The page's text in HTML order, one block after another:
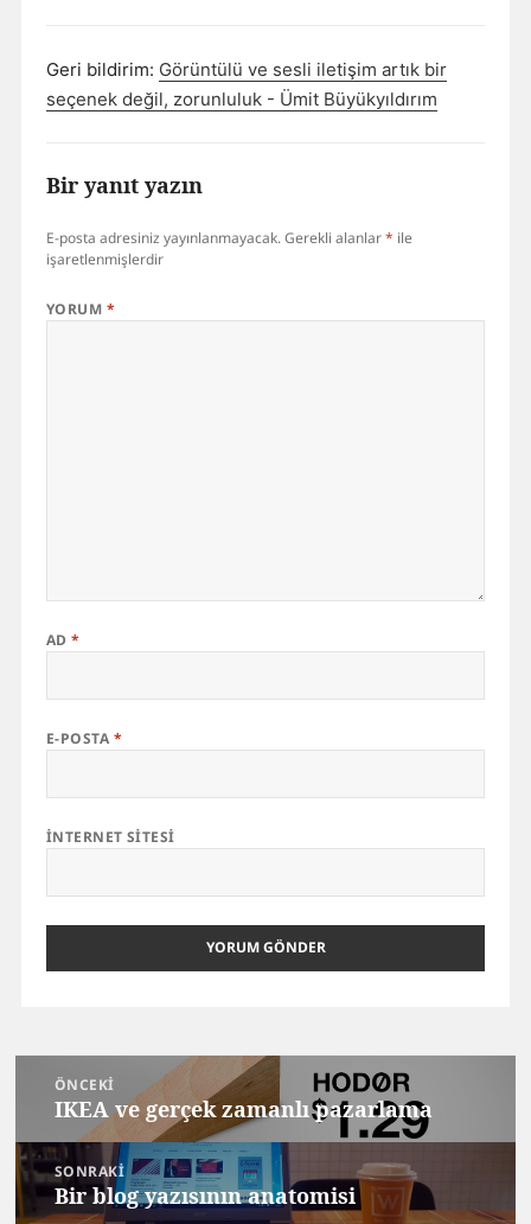
Geri bildirim: Görüntülü ve sesli iletişim artık bir
seçenek değil, zorunluluk - Ümit Büyükyıldırım
Bir yanıt yazın
E-posta adresiniz yayınlanmayacak.Gerekli alanlar* ile
işaretlenmişlerdir
YORUM *
AD*
E-POSTA *
İNTERNET SITESI
gezinmesi
ÖNCEKI
Önceki
yazı:
IKEA ve gerçek zamanlı pazarlama
SONRAKI
Sonraki
Bir blog yazısının anatomisi